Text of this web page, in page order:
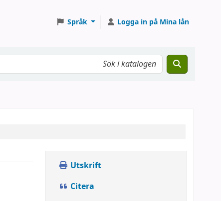
Språk Logga in på Mina lån
Utskrift
Citera